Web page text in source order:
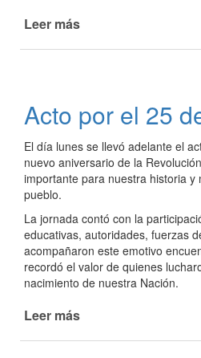
Leer más
teatral
"La
Silueta
del
Arte"
Acto por el 25
El día lunes se llevó adelante el
nuevo aniversario de la
importante para nuestra historia y
pueblo.
La jornada contó con la
educativas, autoridades, fuerzas
acompañaron este emotivo
recordó el valor de quienes
nacimiento de nuestra Nación.
Leer más